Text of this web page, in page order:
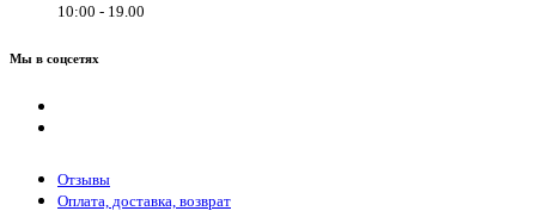
10:00 - 19.00
Мы в соцсетях
Отзывы
Оплата, доставка, возврат